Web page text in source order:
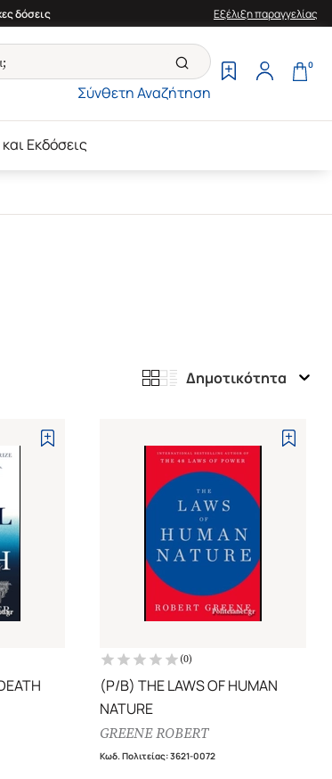
δόσεις Εξέλιξη παραγγελίας
Σύνθετη Αναζήτηση
0
Εκδόσεις
Δημοτικότητα
(0)
(P/B) THE LAWS OF HUMAN
NATURE
GREENE ROBERT
Κωδ. Πολιτείας:3621-0072